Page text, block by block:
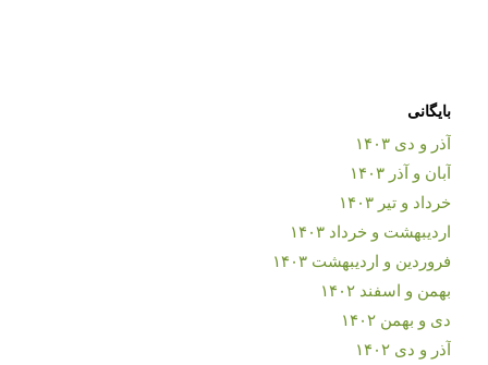
بایگانی
آذر و دی ۱۴۰۳
آبان و آذر ۱۴۰۳
خرداد و تیر ۱۴۰۳
اردیبهشت و خرداد ۱۴۰۳
فروردین و اردیبهشت ۱۴۰۳
بهمن و اسفند ۱۴۰۲
دی و بهمن ۱۴۰۲
آذر و دی ۱۴۰۲